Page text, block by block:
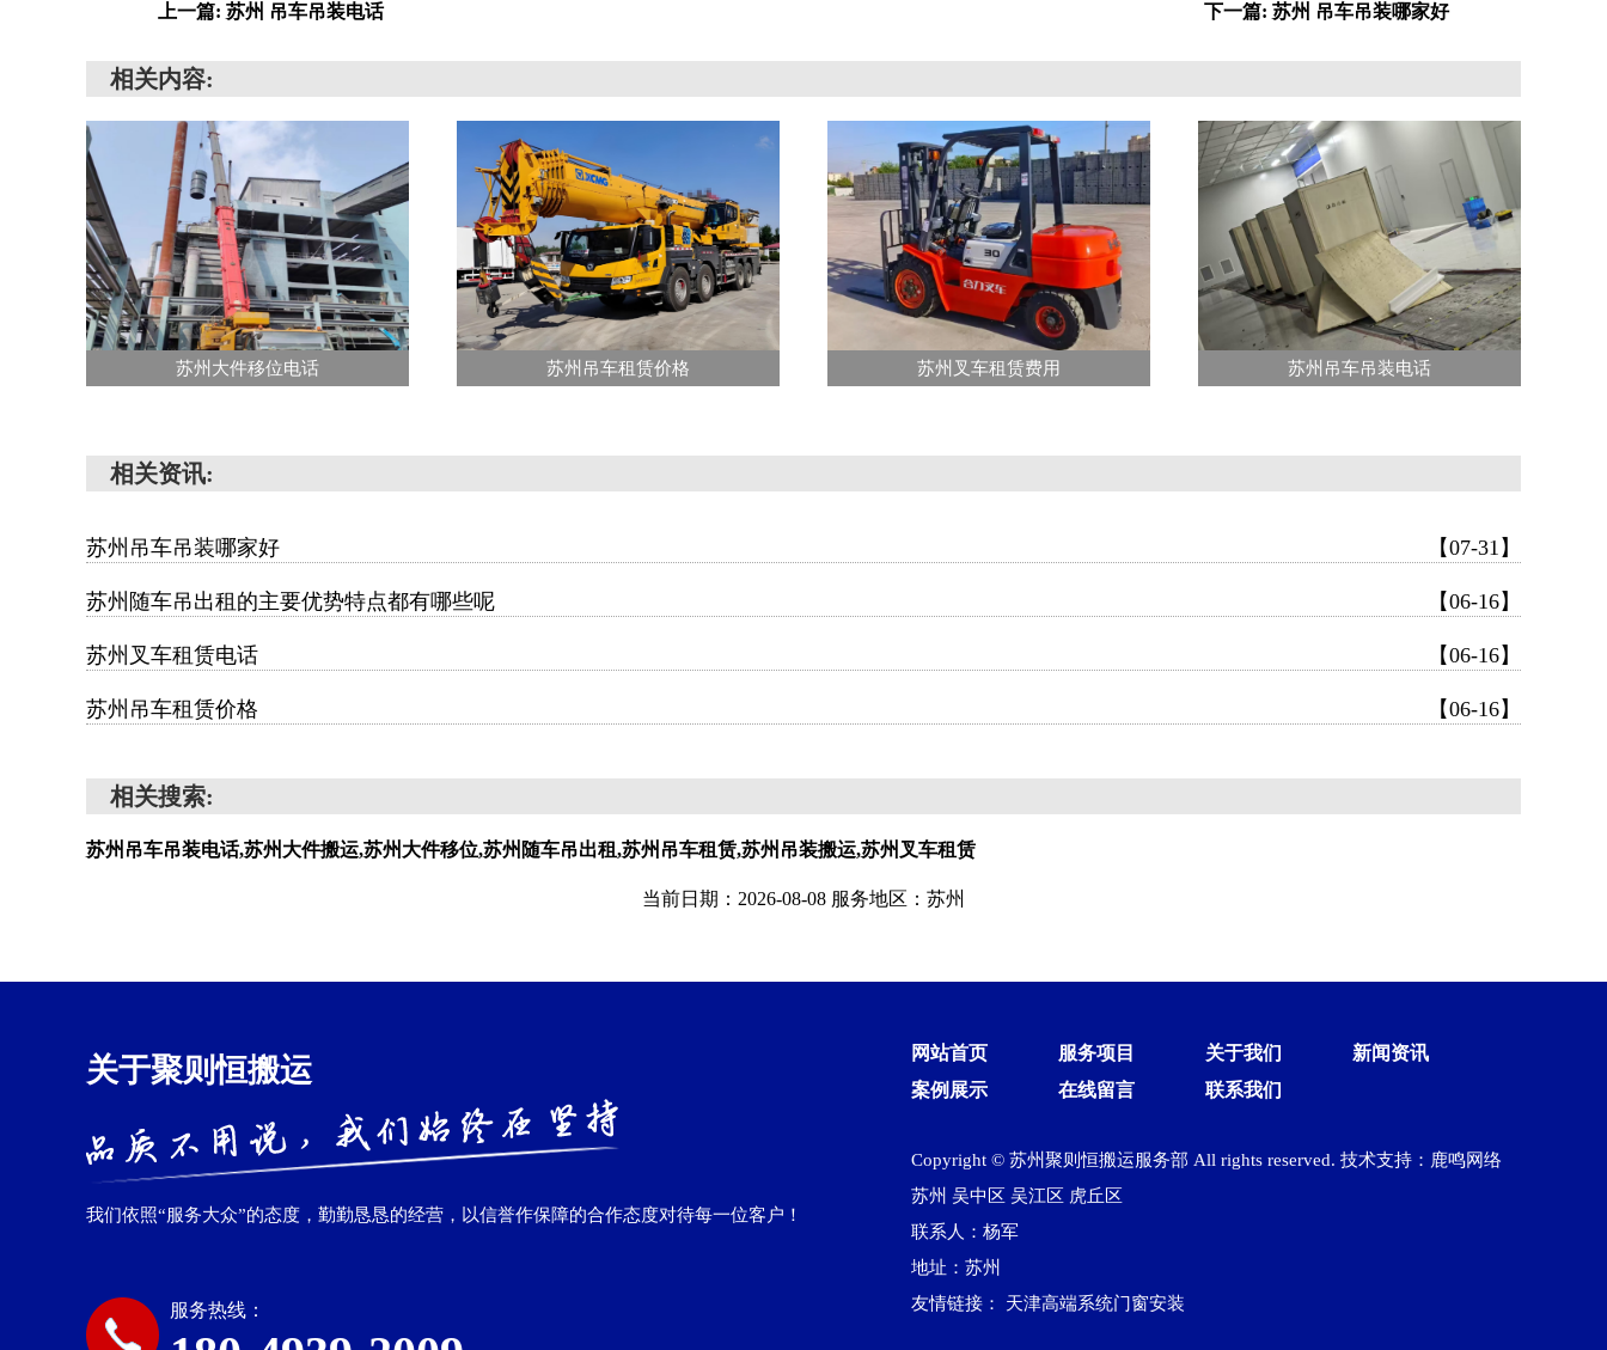
上一篇: 苏州 吊车吊装电话 下一篇: 苏州 吊车吊装哪家好
相关内容:
苏州大件移位电话 苏州吊车租赁价格 苏州叉车租赁费用 苏州吊车吊装电话
相关资讯:
苏州吊车吊装哪家好 【07-31】
苏州随车吊出租的主要优势特点都有哪些呢 【06-16】
苏州叉车租赁电话 【06-16】
苏州吊车租赁价格 【06-16】
相关搜索:
苏州吊车吊装电话,苏州大件搬运,苏州大件移位,苏州随车吊出租,苏州吊车租赁,苏州吊装搬运,苏州叉车租赁
当前日期：2026-08-08 服务地区：苏州
关于聚则恒搬运
我们依照“服务大众”的态度，勤勤恳恳的经营，以信誉作保障的合作态度对待每一位客户！
服务热线：
网站首页 服务项目 关于我们
新闻资讯
案例展示
在线留言 联系我们
Copyright © 苏州聚则恒搬运服务部 All rights reserved. 技术支持：鹿鸣网络
苏州 吴中区 吴江区‌ 虎丘区
联系人：杨军
地址：苏州
友情链接： 天津高端系统门窗安装